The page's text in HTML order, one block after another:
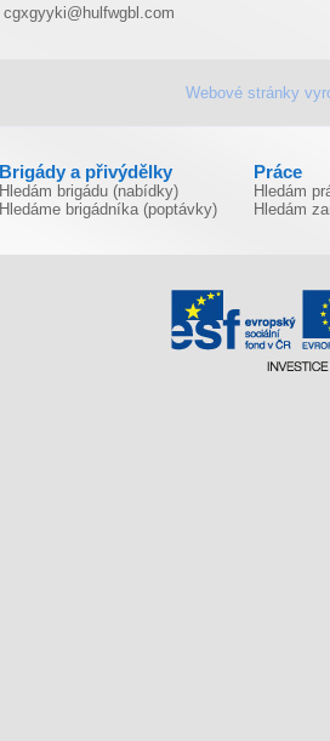
cgxgyyki@hulfwgbl.com
Webové stránky
Brigády a přivýdělky
Hledám brigádu (nabídky)
Hledáme brigádníka (poptávky)
Práce
Hledám
Hledám